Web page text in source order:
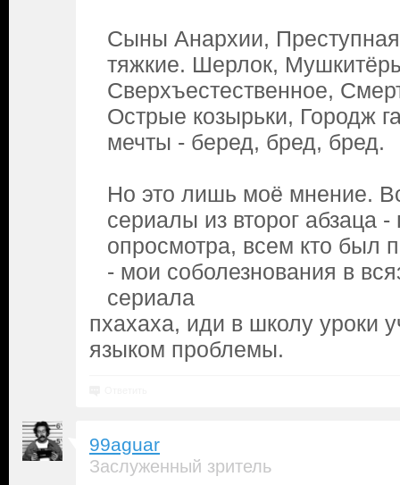
Сыны Анархии,
тяжкие. Шерлок,
Сверхъестественное,
Острые козырьки, Городж
мечты - беред, бред, бред.
Но это лишь моё мнение.
сериалы из второг абзаца -
опросмотра, всем кто был
- мои соболезнования в
сериала
пхахаха, иди в школу уроки
языком проблемы.
99aguar
Заслуженный зритель